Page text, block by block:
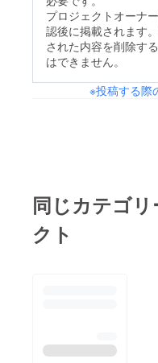
プロジェクトオーナ
認後に掲載されます
された内容を削除す
はできません。
※投稿する際
同じカテゴ
クト